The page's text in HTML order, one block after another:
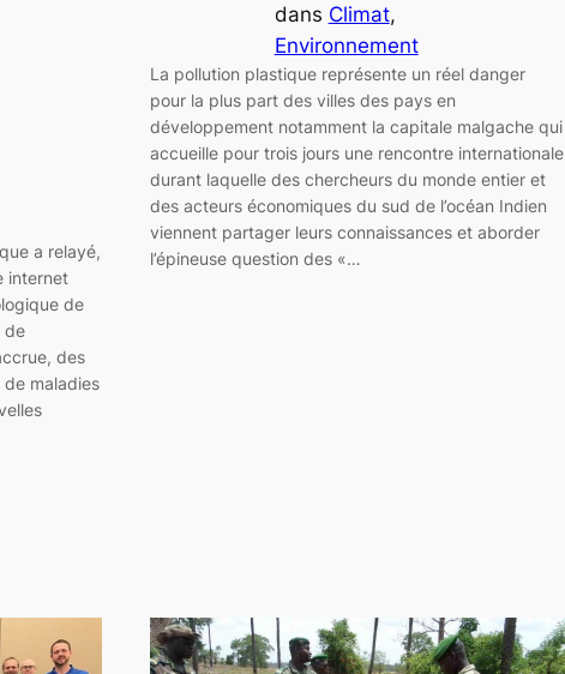
a relayé,
internet
de
de
des
maladies
dans Climat
Environnement
La pollution plastique représente un réel danger
pour la plus part des villes des pays en
développement notamment la capitale malgache qui
accueille pour trois jours une rencontre internationale
durant laquelle des chercheurs du monde entier et
des acteurs économiques du sud de l’océan Indien
viennent partager leurs connaissances et aborder
l’épineuse question des «…